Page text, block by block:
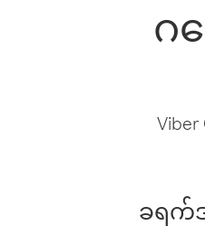
ဂ
ခရက်ဒ